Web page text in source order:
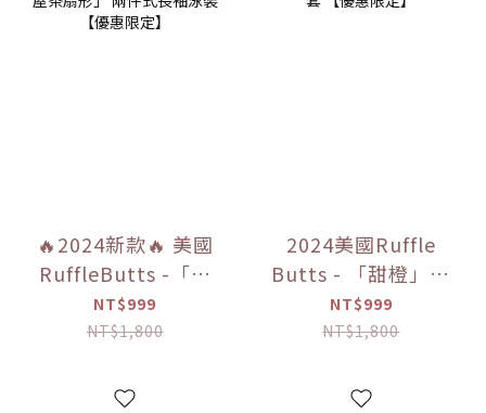
🔥2024新款🔥 美國
RuffleButts -「公
主閃亮/小屋茶扇
形」 兩件式長袖泳
NT$999
NT$1,800
2024美國Ruffle
Butts - 「甜橙」長
袖拉鍊防曬衣 2 件
套 【優惠限定】
NT$999
NT$1,800